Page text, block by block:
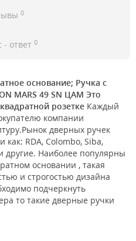
0
- ответ 0
основание; Ручка с
MARS 49 SN ЦАМ Это
розетке Каждый
компании
дверных ручек
как: RDA, Colombo, Siba,
другие. Наиболее популярны
основании , такая
и строгостью дизайна
подчеркнуть
то такие дверные ручки